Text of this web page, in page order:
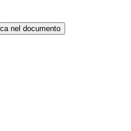
nel documento